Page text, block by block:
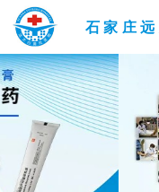
石家庄